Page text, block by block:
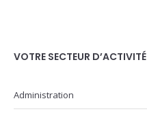
VOTRE SECTEUR D’ACTIVITÉ
Administration